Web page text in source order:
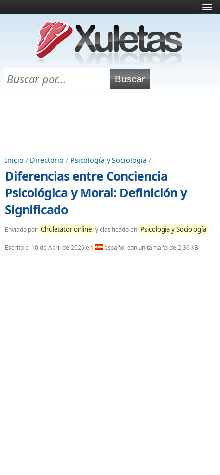
¿Qué es esto?
Directorio
Chuletas para exámenes
Inicio / Directorio / Psicología y Sociología /
Diferencias entre Conciencia
Psicológica y Moral: Definición y
Significado
Enviado por Chuletator online y clasificado en Psicología y Sociología
Escrito el 10 de Abril de 2026en español con un tamaño de 2,36 KB